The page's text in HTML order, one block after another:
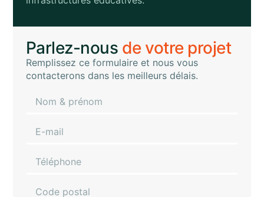
Parlez-nous de votre projet
Remplissez ce formulaire et nous vous
contacterons dans les meilleurs délais.